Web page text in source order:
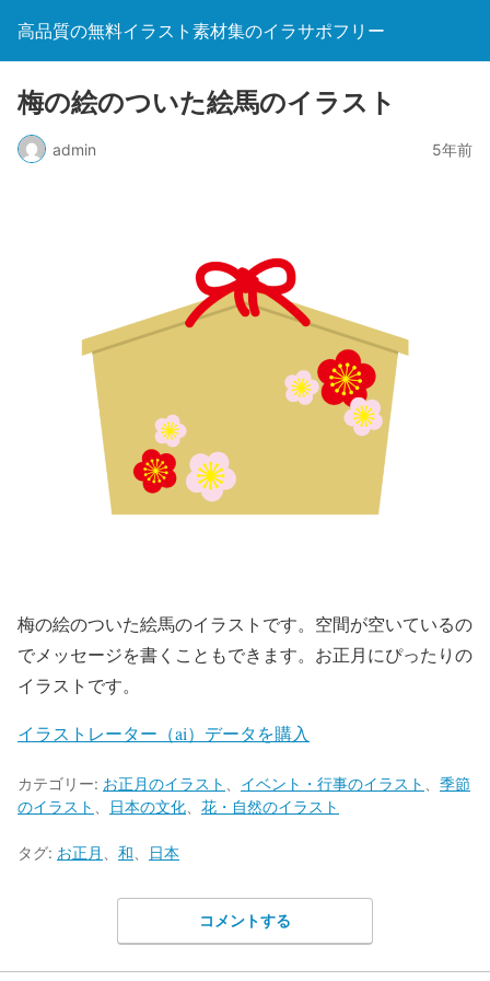
高品質の無料イラスト素材集のイラサポフリー
梅の絵のついた絵馬のイラスト
admin 5年前
梅の絵のついた絵馬のイラストです。空間が空いているの
でメッセージを書くこともできます。お正月にぴったりの
イラストです。
イラストレーター（ai）データを購入
カテゴリー: お正月のイラスト イベント・行事のイラスト
季節
のイラスト
日本の文化 花・自然のイラスト
タグ: お正月 和 日本
コメントする